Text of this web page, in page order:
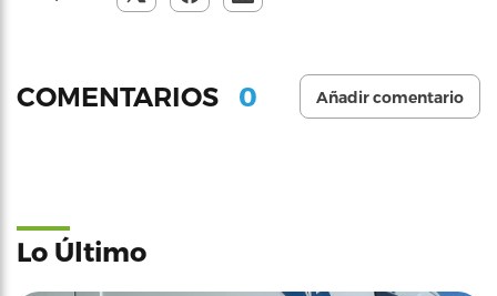
COMENTARIOS 0 Añadir comentario
Lo Último